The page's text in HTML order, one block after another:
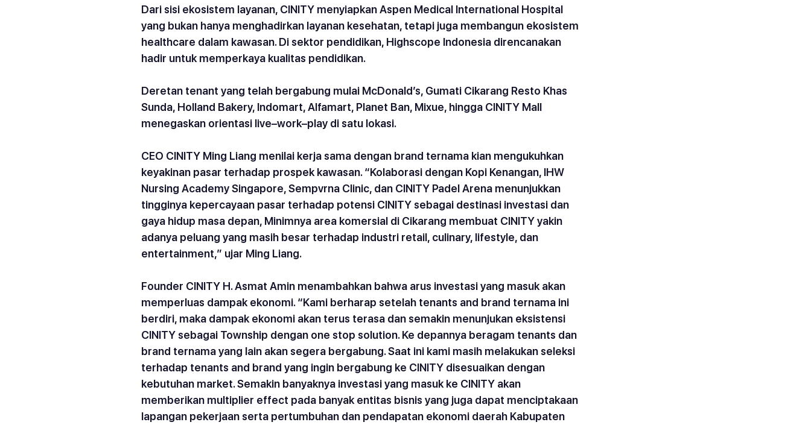
Dari sisi ekosistem layanan, CINITY menyiapkan Aspen Medical International Hospital
yang bukan hanya menghadirkan layanan kesehatan, tetapi juga membangun ekosistem
healthcare dalam kawasan. Di sektor pendidikan, Highscope Indonesia direncanakan
hadir untuk memperkaya kualitas pendidikan.
Deretan tenant yang telah bergabung mulai McDonald’s, Gumati Cikarang Resto Khas
Sunda, Holland Bakery, Indomart, Alfamart, Planet Ban, Mixue, hingga CINITY Mall
menegaskan orientasi live–work–play di satu lokasi.
CEO CINITY Ming Liang menilai kerja sama dengan brand ternama kian mengukuhkan
keyakinan pasar terhadap prospek kawasan. “Kolaborasi dengan Kopi Kenangan, IHW
Nursing Academy Singapore, Sempvrna Clinic, dan CINITY Padel Arena menunjukkan
tingginya kepercayaan pasar terhadap potensi CINITY sebagai destinasi investasi dan
gaya hidup masa depan, Minimnya area komersial di Cikarang membuat CINITY yakin
adanya peluang yang masih besar terhadap industri retail, culinary, lifestyle, dan
entertainment,” ujar Ming Liang.
Founder CINITY H. Asmat Amin menambahkan bahwa arus investasi yang masuk akan
memperluas dampak ekonomi. “Kami berharap setelah tenants and brand ternama ini
berdiri, maka dampak ekonomi akan terus terasa dan semakin menunjukan eksistensi
CINITY sebagai Township dengan one stop solution. Ke depannya beragam tenants dan
brand ternama yang lain akan segera bergabung. Saat ini kami masih melakukan seleksi
terhadap tenants and brand yang ingin bergabung ke CINITY disesuaikan dengan
kebutuhan market. Semakin banyaknya investasi yang masuk ke CINITY akan
memberikan multiplier effect pada banyak entitas bisnis yang juga dapat menciptakaan
lapangan pekerjaan serta pertumbuhan dan pendapatan ekonomi daerah Kabupaten